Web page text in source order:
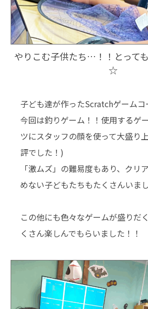
やりこむ子供たち…！！とって
☆
子ども達が作ったScratchゲームコ
今回は釣りゲーム！！使用するゲ
ツにスタッフの顔を使って大盛り
評でした！)
「激ムズ」の難易度もあり、クリ
めない子どもたちもたくさんい
この他にも色々なゲームが盛り
くさん楽しんでもらいました！！